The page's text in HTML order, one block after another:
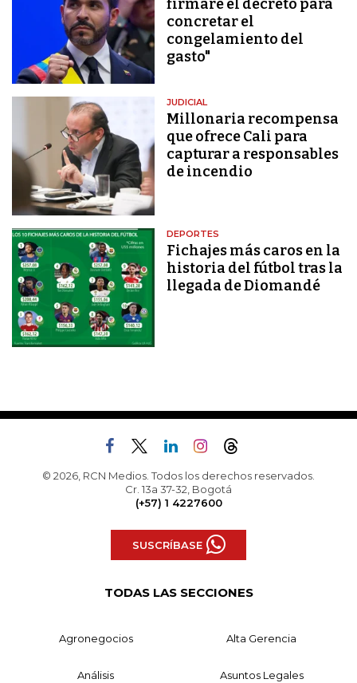
firmaré el decreto para
concretar el
congelamiento del
gasto"
JUDICIAL
Millonaria recompensa
que ofrece Cali para
capturar a responsables
de incendio
DEPORTES
Fichajes más caros en la
historia del fútbol tras la
llegada de Diomandé
© 2026, RCN Medios. Todos los derechos reservados.
Cr. 13a 37-32, Bogotá
(+57) 1 4227600
SUSCRÍBASE
TODAS LAS SECCIONES
Agronegocios Alta Gerencia
Análisis Asuntos Legales